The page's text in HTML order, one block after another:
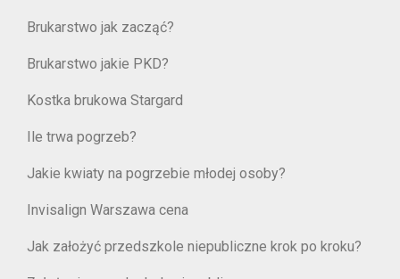
Brukarstwo jak zacząć?
Brukarstwo jakie PKD?
Kostka brukowa Stargard
Ile trwa pogrzeb?
Jakie kwiaty na pogrzebie młodej osoby?
Invisalign Warszawa cena
Jak założyć przedszkole niepubliczne krok po kroku?